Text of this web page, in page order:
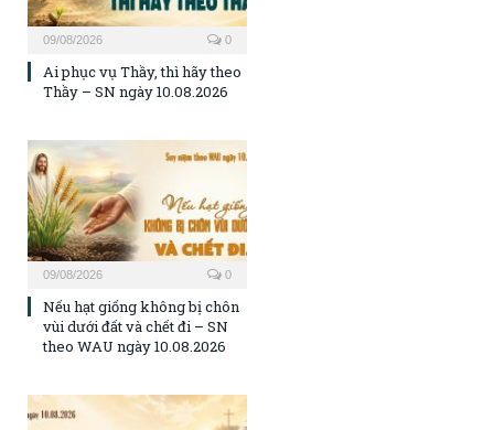
09/08/2026 0
Ai phục vụ Thầy, thì hãy theo
Thầy – SN ngày 10.08.2026
09/08/2026 0
Nếu hạt giống không bị chôn
vùi dưới đất và chết đi – SN
theo WAU ngày 10.08.2026